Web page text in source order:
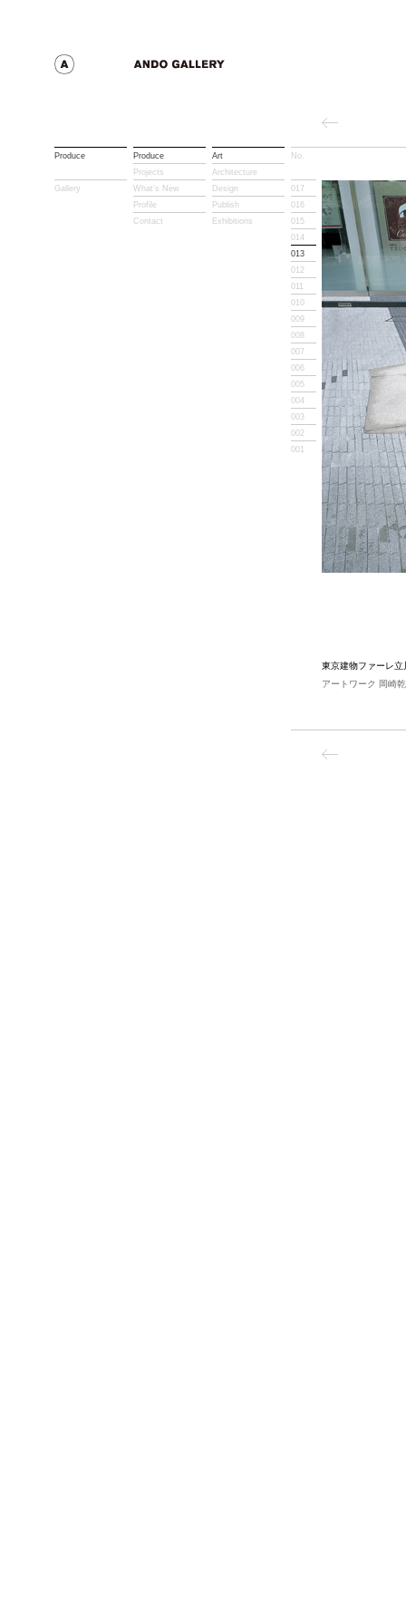
Produce
Gallery
Produce
Projects
What’s New
Profile
Contact
Art
Architecture
Design
Publish
Exhibitions
No.
017
016
015
014
013
012
011
010
009
008
007
006
005
004
003
002
001
東京建物ファーレ立
アートワーク 岡崎